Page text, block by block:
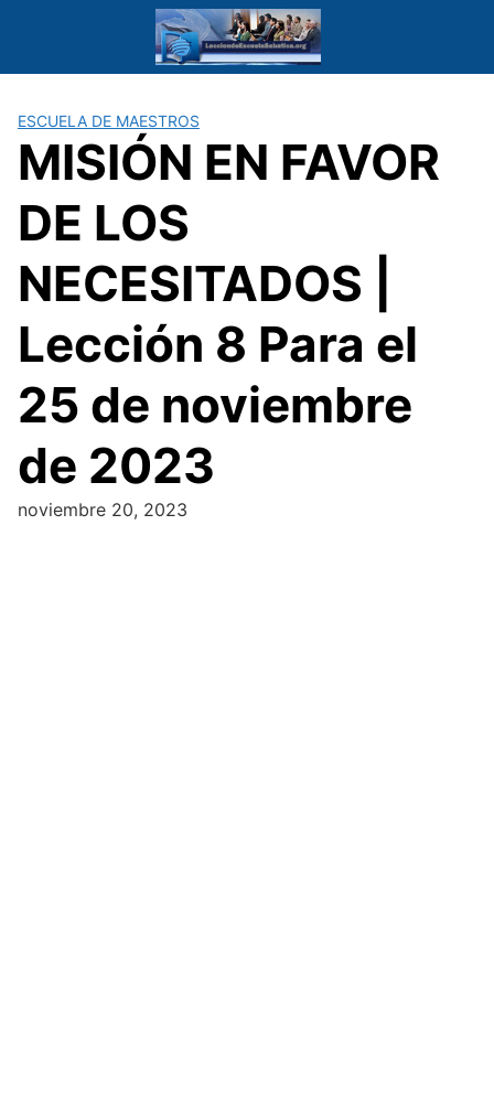
ESCUELA DE MAESTROS
MISIÓN EN FAVOR
DE LOS
NECESITADOS |
Lección 8 Para el
25 de noviembre
de 2023
noviembre 20, 2023